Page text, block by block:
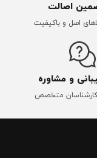
اصالت
اصل و باکیفیت
و مشاوره
متخصص